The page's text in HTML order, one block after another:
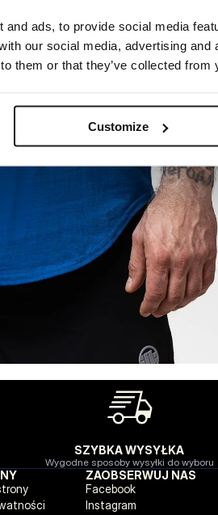
ads, to provide social media
our social media, advertising
them or that they’ve collected from
Customize
SZYBKA WYSYŁKA
Wygodne sposoby wysyłki do wyboru
ZAOBSERWUJ NAS
Facebook
Instagram